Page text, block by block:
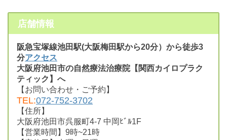
店舗情報
阪急宝塚線池田駅(大阪梅田駅から20分）から徒歩3
分アクセス
大阪府池田市の自然療法治療院【関西カイロプラク
ティック】へ
【お問い合わせ・ご予約】
TEL:072-752-3702
【住所】
大阪府池田市呉服町4-7 中岡ﾋﾞﾙ1F
【営業時間】9時~21時